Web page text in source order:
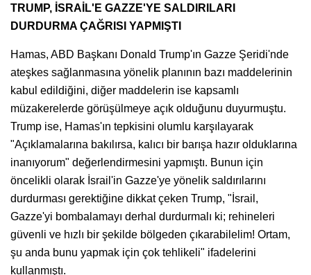
TRUMP, İSRAİL'E GAZZE'YE SALDIRILARI
DURDURMA ÇAĞRISI YAPMIŞTI
Hamas, ABD Başkanı Donald Trump'ın Gazze Şeridi'nde
ateşkes sağlanmasına yönelik planının bazı maddelerinin
kabul edildiğini, diğer maddelerin ise kapsamlı
müzakerelerde görüşülmeye açık olduğunu duyurmuştu.
Trump ise, Hamas'ın tepkisini olumlu karşılayarak
"Açıklamalarına bakılırsa, kalıcı bir barışa hazır olduklarına
inanıyorum" değerlendirmesini yapmıştı. Bunun için
öncelikli olarak İsrail'in Gazze'ye yönelik saldırılarını
durdurması gerektiğine dikkat çeken Trump, "İsrail,
Gazze'yi bombalamayı derhal durdurmalı ki; rehineleri
güvenli ve hızlı bir şekilde bölgeden çıkarabilelim! Ortam,
şu anda bunu yapmak için çok tehlikeli" ifadelerini
kullanmıştı.